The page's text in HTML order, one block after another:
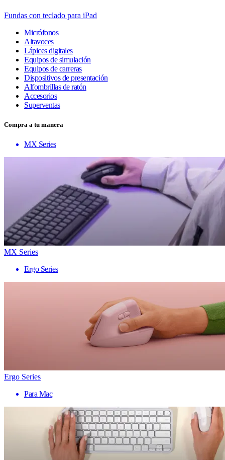
Fundas con teclado para iPad
Micrófonos
Altavoces
Lápices digitales
Equipos de simulación
Equipos de carreras
Dispositivos de presentación
Alfombrillas de ratón
Accesorios
Superventas
Compra a tu manera
MX Series
MX Series
Ergo Series
Ergo Series
Para Mac